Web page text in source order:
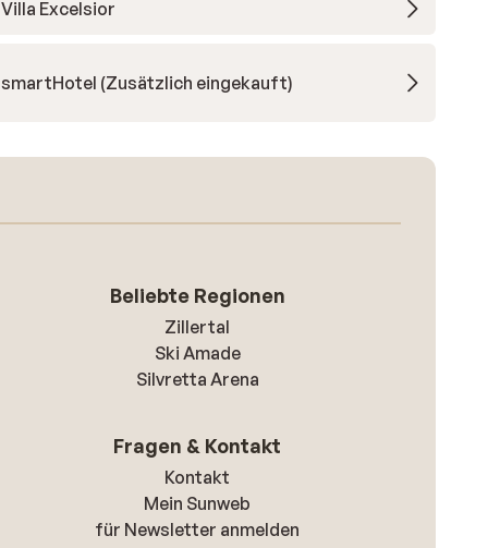
Villa Excelsior
smartHotel (Zusätzlich eingekauft)
Beliebte Regionen
Zillertal
Ski Amade
Silvretta Arena
Fragen & Kontakt
Kontakt
Mein Sunweb
für Newsletter anmelden